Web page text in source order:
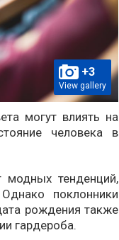
+3
View gallery
могут влиять на
человека в
тенденций,
поклонники
рождения также
гардероба.